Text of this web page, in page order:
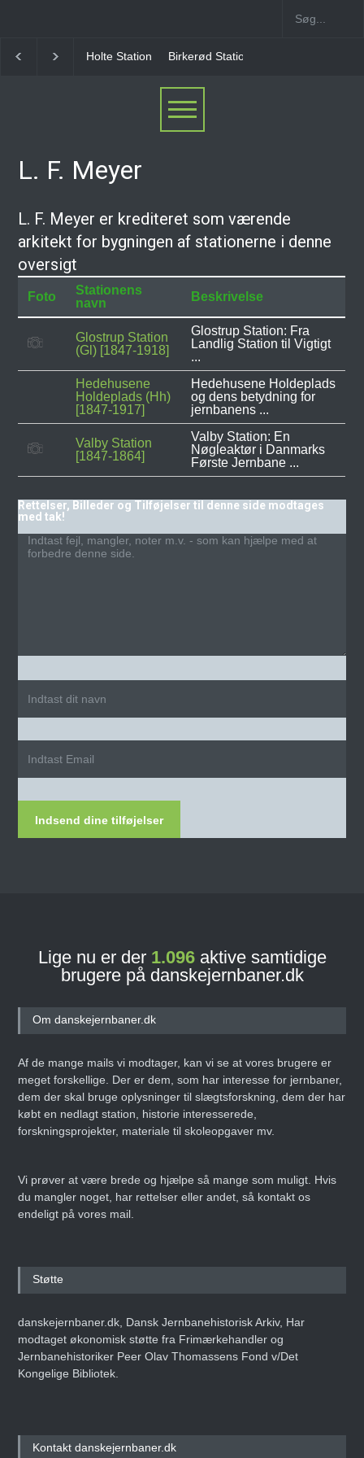
Holte Station Birkerød Station
L. F. Meyer
L. F. Meyer er krediteret som værende
arkitekt for bygningen af stationerne i denne
oversigt
Foto
Stationens
navn
Beskrivelse
Glostrup Station
(Gl) [1847-1918]
Glostrup Station: Fra
Landlig Station til Vigtigt
...
Hedehusene
Holdeplads (Hh)
[1847-1917]
Hedehusene Holdeplads
og dens betydning for
jernbanens ...
Valby Station
[1847-1864]
Valby Station: En
Nøgleaktør i Danmarks
Første Jernbane ...
Rettelser, Billeder og Tilføjelser til denne side modtages
med tak!
Indsend dine tilføjelser
Lige nu er der 1.096aktive samtidige
brugere på danskejernbaner.dk
Om danskejernbaner.dk
Af de mange mails vi modtager, kan vi se at vores brugere er
meget forskellige. Der er dem, som har interesse for jernbaner,
dem der skal bruge oplysninger til slægtsforskning, dem der har
købt en nedlagt station, historie interesserede,
forskningsprojekter, materiale til skoleopgaver mv.
Vi prøver at være brede og hjælpe så mange som muligt. Hvis
du mangler noget, har rettelser eller andet, så kontakt os
endeligt på vores mail.
Støtte
danskejernbaner.dk, Dansk Jernbanehistorisk Arkiv, Har
modtaget økonomisk støtte fra Frimærkehandler og
Jernbanehistoriker Peer Olav Thomassens Fond v/Det
Kongelige Bibliotek.
Kontakt danskejernbaner.dk